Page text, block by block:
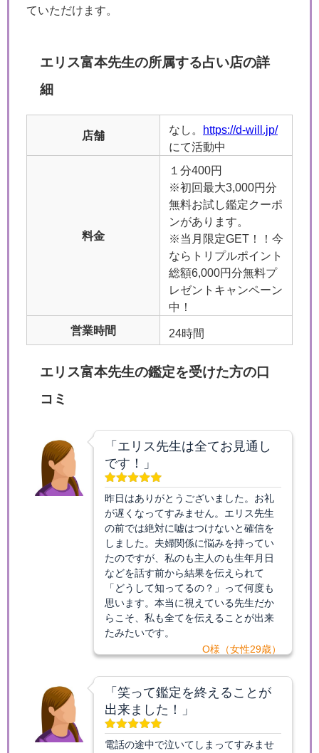
ていただけます。
エリス富本先生の所属する占い店の詳
細
店舗 なし。
https://d-will.jp/
にて活動中
料金
１分400円
※初回最大3,000円分
無料お試し鑑定クーポ
ンがあります。
※当月限定GET！！今
ならトリプルポイント
総額6,000円分無料プ
レゼントキャンペーン
中！
営業時間 24時間
エリス富本先生の鑑定を受けた方の口
コミ
「エリス先生は全てお見通し
です！」
昨日はありがとうございました。お礼
が遅くなってすみません。エリス先生
の前では絶対に嘘はつけないと確信を
しました。夫婦関係に悩みを持ってい
たのですが、私のも主人のも生年月日
などを話す前から結果を伝えられて
「どうして知ってるの？」って何度も
思います。本当に視えている先生だか
らこそ、私も全てを伝えることが出来
たみたいです。
O様（女性29歳）
「笑って鑑定を終えることが
出来ました！」
電話の途中で泣いてしまってすみませ